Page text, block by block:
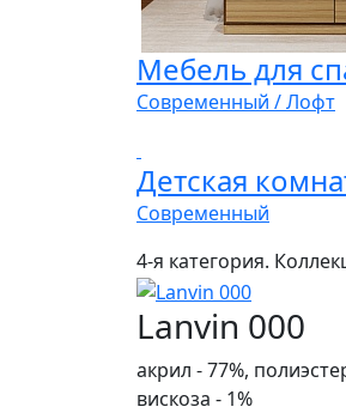
Мебель для
Современный / Лофт
Детская
Современный
4-я категория.
Lanvin 000
акрил - 77%,
вискоза - 1%